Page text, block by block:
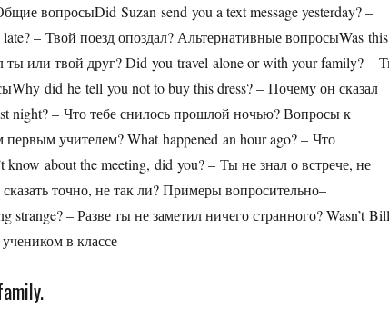
вопросыDid Suzan send you a text message yesterday? –
– Твой поезд опоздал? Альтернативные вопросыWas this
ты или твой друг? Did you travel alone or with your family? –
did he tell you not to buy this dress? – Почему он сказал
night? – Что тебе снилось прошлой ночью? Вопросы к
учителем? What happened an hour ago? – Что
about the meeting, did you? – Ты не знал о встрече, не
точно, не так ли? Примеры вопросительно–
– Разве ты не заметил ничего странного? Wasn’t
в классе